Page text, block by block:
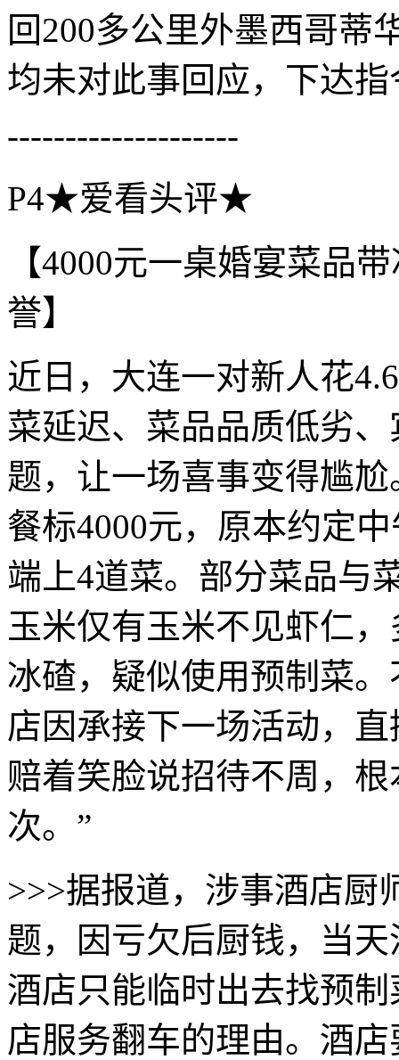
回200多公里外墨西哥蒂
均未对此事回应，下达
--------------------
P4★爱看头评★
【4000元一桌婚宴菜品
誉】
近日，大连一对新人花
菜延迟、菜品品质低劣
题，让一场喜事变得尴
餐标4000元，原本约定
端上4道菜。部分菜品与
玉米仅有玉米不见虾仁
冰碴，疑似使用预制菜
店因承接下一场活动，
赔着笑脸说招待不周，
次。”
>>>据报道，涉事酒店厨
题，因亏欠后厨钱，当
酒店只能临时出去找预
店服务翻车的理由。酒